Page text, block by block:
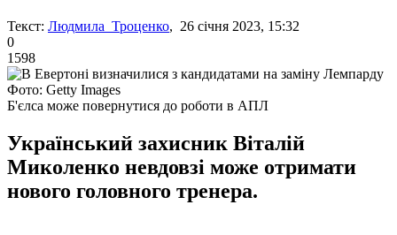
Текст: Людмила Троценко, 26 січня 2023, 15:32
0
1598
Фото: Getty Images
Б'єлса може повернутися до роботи в АПЛ
Український захисник Віталій
Миколенко невдовзі може отримати
нового головного тренера.